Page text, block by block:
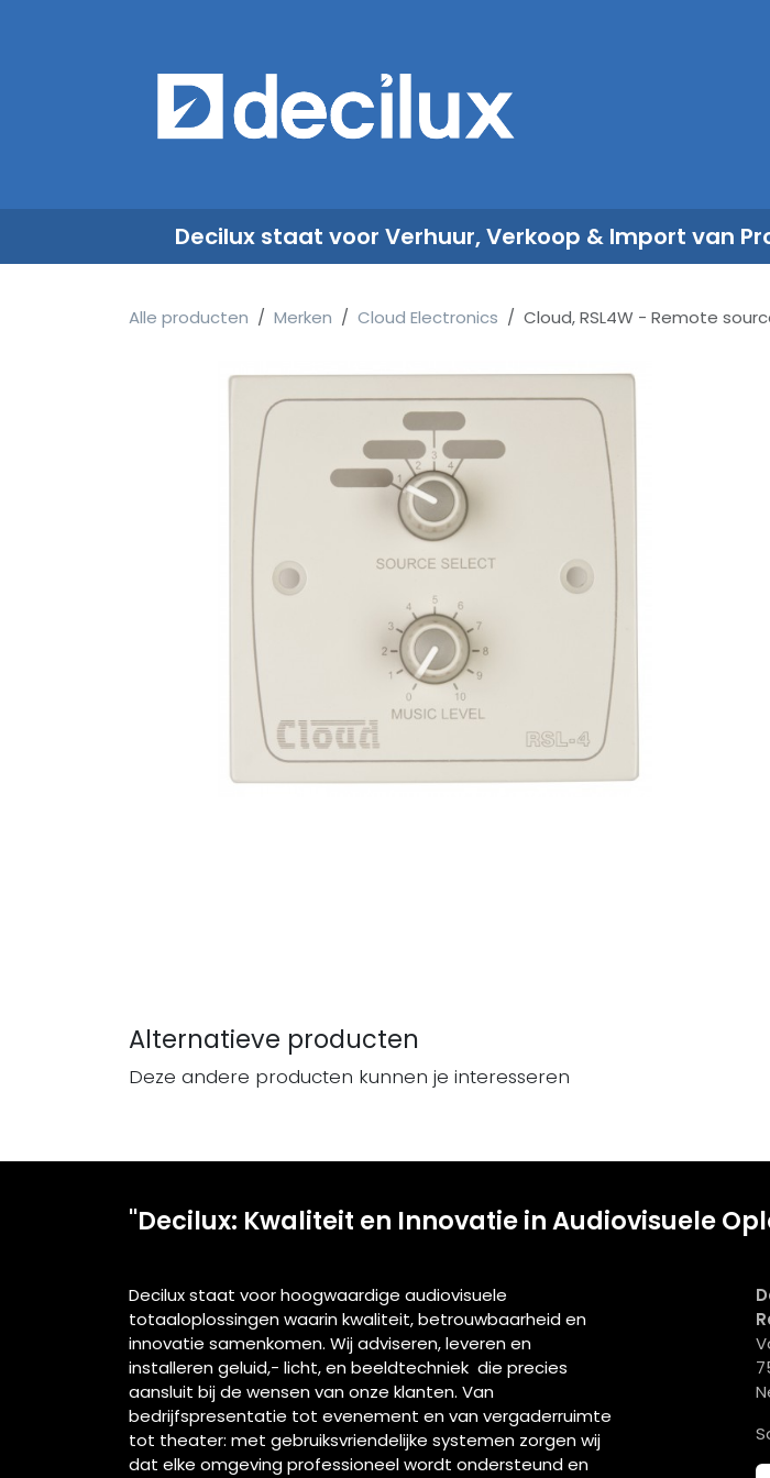
Decilux staat voor Verhuur, Verkoop & Import van
Alle producten Merken Cloud Electronics Cloud, RSL4W - Remote
Alternatieve producten
Deze andere producten kunnen je interesseren
"Decilux: Kwaliteit en Innovatie in Audiovisuele
Decilux staat voor hoogwaardige audiovisuele
totaaloplossingen waarin kwaliteit, betrouwbaarheid en
innovatie samenkomen. Wij adviseren, leveren en
installeren geluid,- licht, en beeldtechniek die precies
aansluit bij de wensen van onze klanten. Van
bedrijfspresentatie tot evenement en van vergaderruimte
tot theater: met gebruiksvriendelijke systemen zorgen wij
dat elke omgeving professioneel wordt ondersteund en